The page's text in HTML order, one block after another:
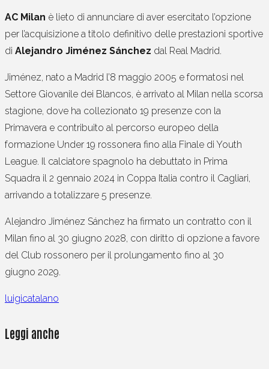
AC Milan è lieto di annunciare di aver esercitato l’opzione
per l’acquisizione a titolo definitivo delle prestazioni sportive
di Alejandro Jiménez Sánchez dal Real Madrid.
Jiménez, nato a Madrid l’8 maggio 2005 e formatosi nel
Settore Giovanile dei Blancos, è arrivato al Milan nella scorsa
stagione, dove ha collezionato 19 presenze con la
Primavera e contribuito al percorso europeo della
formazione Under 19 rossonera fino alla Finale di Youth
League. Il calciatore spagnolo ha debuttato in Prima
Squadra il 2 gennaio 2024 in Coppa Italia contro il Cagliari,
arrivando a totalizzare 5 presenze.
Alejandro Jiménez Sánchez ha firmato un contratto con il
Milan fino al 30 giugno 2028, con diritto di opzione a favore
del Club rossonero per il prolungamento fino al 30
giugno 2029.
luigicatalano
Leggi anche